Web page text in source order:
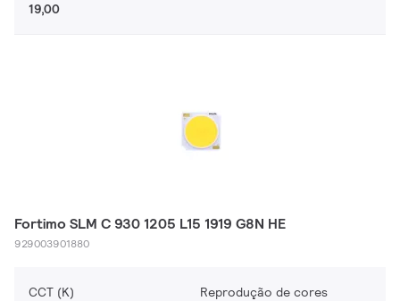
19,00
Fortimo SLM C 930 1205 L15 1919 G8N HE
929003901880
CCT (K)
Reprodução de cores